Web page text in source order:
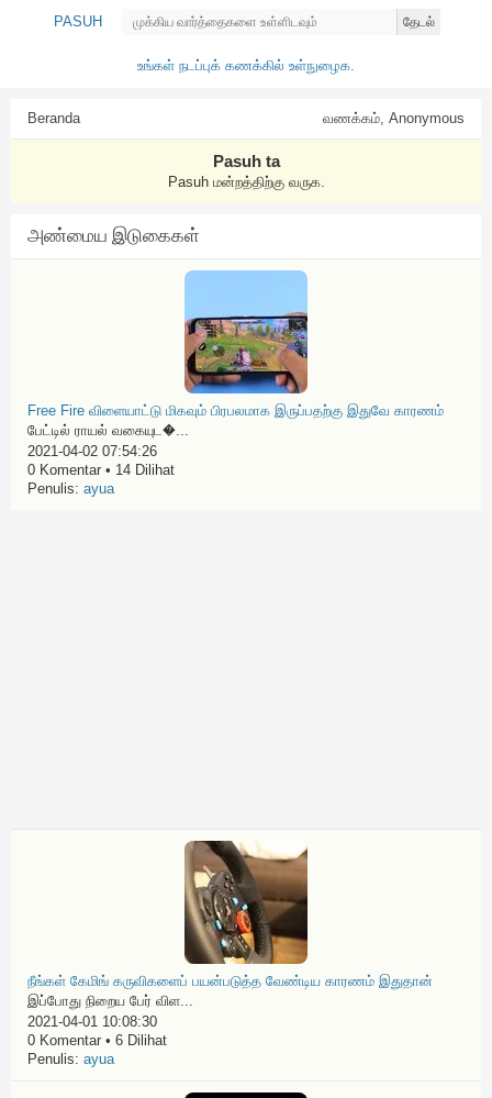
PASUH தேடல்
உங்கள் நடப்புக் கணக்கில் உள்நுழைக.
Beranda வணக்கம், Anonymous
Pasuh ta
Pasuh மன்றத்திற்கு வருக.
அண்மைய இடுகைகள்
Free Fire விளையாட்டு மிகவும் பிரபலமாக இருப்பதற்கு இதுவே காரணம்
பேட்டில் ராயல் வகையுட�...
2021-04-02 07:54:26
0 Komentar • 14 Dilihat
Penulis: ayua
நீங்கள் கேமிங் கருவிகளைப் பயன்படுத்த வேண்டிய காரணம் இதுதான்
இப்போது நிறைய பேர் விள...
2021-04-01 10:08:30
0 Komentar • 6 Dilihat
Penulis: ayua